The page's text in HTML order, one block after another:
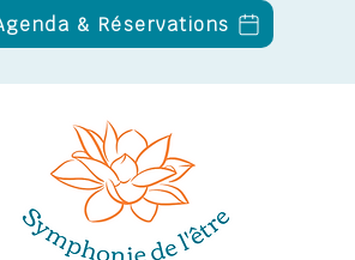
& Réservations